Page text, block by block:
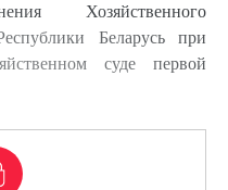
Хозяйственного
Беларусь при
суде первой